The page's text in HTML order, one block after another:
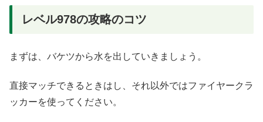
レベル978の攻略のコツ
まずは、バケツから水を出していきましょう。
直接マッチできるときはし、それ以外ではファイヤークラ
ッカーを使ってください。